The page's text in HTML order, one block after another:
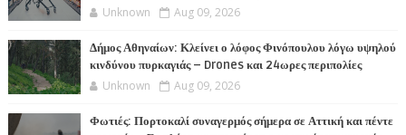
Unknown Aug 09, 2026
Δήμος Αθηναίων: Κλείνει ο λόφος Φινόπουλου λόγω υψηλού
κινδύνου πυρκαγιάς – Drones και 24ωρες περιπολίες
Unknown Aug 09, 2026
Φωτιές: Πορτοκαλί συναγερμός σήμερα σε Αττική και πέντε